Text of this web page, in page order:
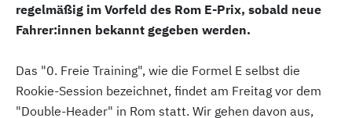
regelmäßig im Vorfeld des Rom E-Prix, sobald neue
Fahrer:innen bekannt gegeben werden.
Das "0. Freie Training", wie die Formel E selbst die
Rookie-Session bezeichnet, findet am Freitag vor dem
"Double-Header" in Rom statt. Wir gehen davon aus,